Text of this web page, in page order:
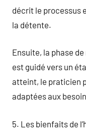
décrit le processus
la détente.
Ensuite, la phase
est guidé vers un
atteint, le praticien
adaptées aux
5. Les bienfaits de